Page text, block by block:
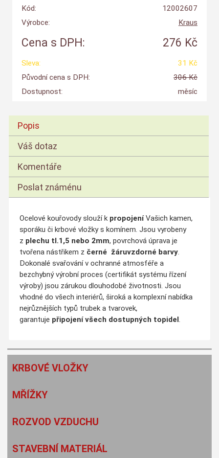
Kód:
12002607
Výrobce:
Kraus
Cena s DPH: 276 Kč
Sleva:
31 Kč
Původní cena s DPH:
306 Kč
Dostupnost:
měsíc
Popis
Váš dotaz
Komentáře
Poslat známénu
Ocelové kouřovody slouží kpropojeníVašich kamen,
sporáku či krbové vložky s komínem. Jsou vyrobeny
z plechu tl.1,5 nebo 2mm, povrchová úprava je
tvořena nástřikem z černé žáruvzdorné barvy.
Dokonalé svařování v ochranné atmosféře a
bezchybný výrobní proces (certifikát systému řízení
výroby) jsou zárukou dlouhodobé životnosti. Jsou
vhodné do všech interiérů, široká a komplexní nabídka
nejrůznějších typů trubek a tvarovek,
garantuje připojení všech dostupných topidel.
KRBOVÉ VLOŽKY
MŘÍŽKY
ROZVOD VZDUCHU
STAVEBNÍ MATERIÁL